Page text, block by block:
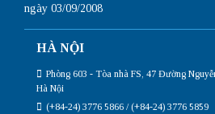
ngày 03/09/2008
HÀ NỘI
Phòng 603 - Tòa nhà FS, 47 Đường
Hà Nội
(+84-24) 3776 5866 / (+84-24) 3776 5859